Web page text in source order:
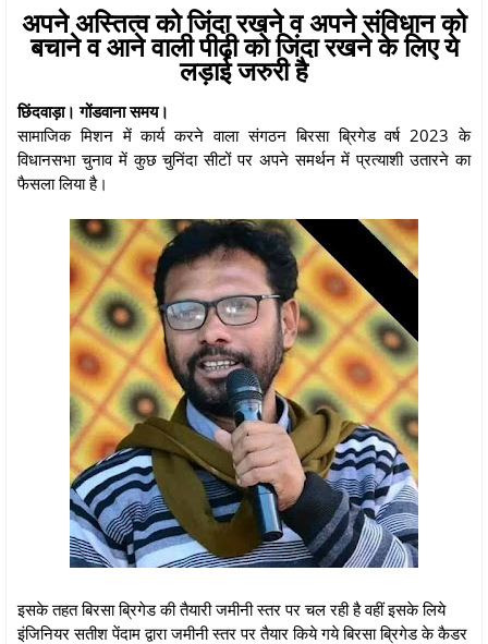
अपने अस्तित्व को जिंदा रखने व अपने संविधान को
बचाने व आने वाली पीढ़ी को जिंदा रखने के लिए ये
लड़ाई जरुरी है
छिंदवाड़ा। गोंडवाना समय।
सामाजिक मिशन में कार्य करने वाला संगठन बिरसा ब्रिगेड वर्ष 2023 के
विधानसभा चुनाव में कुछ चुनिंदा सीटों पर अपने समर्थन में प्रत्याशी उतारने का
फैसला लिया है।
इसके तहत बिरसा ब्रिगेड की तैयारी जमीनी स्तर पर चल रही है वहीं इसके लिये
इंजिनियर सतीश पेंदाम द्वारा जमीनी स्तर पर तैयार किये गये बिरसा ब्रिगेड के कैडर